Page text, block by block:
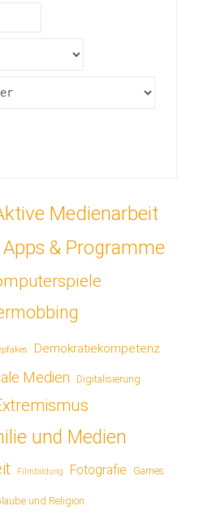
Medienarbeit
Apps & Programme
Demokratiekompetenz
Medien Digitalisierung
und Medien
Filmbildung Fotografie Games
und Religion